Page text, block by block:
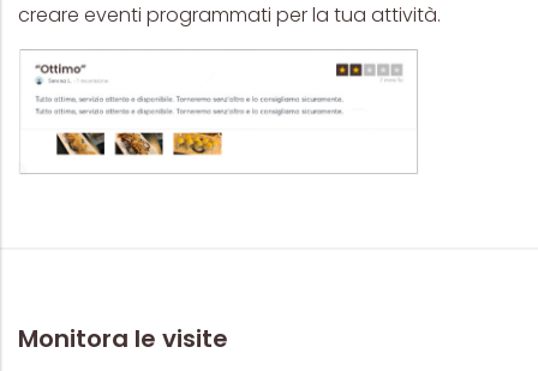
creare eventi programmati per la tua attività.
Monitora le visite